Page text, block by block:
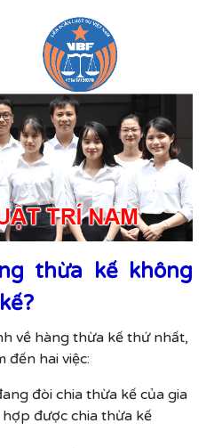
thừa kế không
về hàng thừa kế thứ nhất,
hai việc:
đòi chia thừa kế của gia
được chia thừa kế